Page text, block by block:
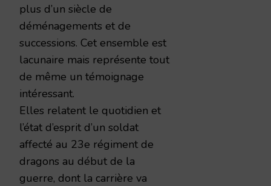
plus d’un siècle de
déménagements et de
successions. Cet ensemble est
lacunaire mais représente tout
de même un témoignage
intéressant.
Elles relatent le quotidien et
l’état d’esprit d’un soldat
affecté au 23e régiment de
dragons au début de la
guerre, dont la carrière va